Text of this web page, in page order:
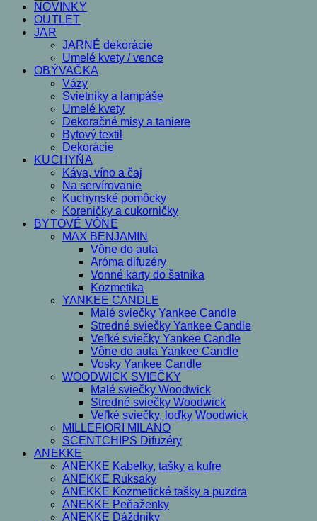
NOVINKY
OUTLET
JAR
JARNÉ dekorácie
Umelé kvety / vence
OBÝVAČKA
Vázy
Svietniky a lampáše
Umelé kvety
Dekoračné misy a taniere
Bytový textil
Dekorácie
KUCHYŇA
Káva, víno a čaj
Na servírovanie
Kuchynské pomôcky
Koreničky a cukorničky
BYTOVÉ VÔNE
MAX BENJAMIN
Vône do auta
Aróma difuzéry
Vonné karty do šatníka
Kozmetika
YANKEE CANDLE
Malé sviečky Yankee Candle
Stredné sviečky Yankee Candle
Veľké sviečky Yankee Candle
Vône do auta Yankee Candle
Vosky Yankee Candle
WOODWICK SVIEČKY
Malé sviečky Woodwick
Stredné sviečky Woodwick
Veľké sviečky, loďky Woodwick
MILLEFIORI MILANO
SCENTCHIPS Difuzéry
ANEKKE
ANEKKE Kabelky, tašky a kufre
ANEKKE Ruksaky
ANEKKE Kozmetické tašky a puzdra
ANEKKE Peňaženky
ANEKKE Dáždniky